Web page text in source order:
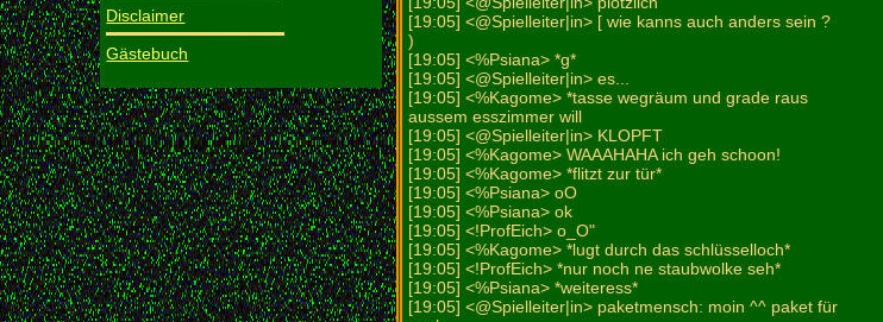
Disclaimer
Gästebuch
[19:05] <@Spielleiter|in> [ wie kanns auch anders sein ?
)
[19:05] <%Psiana> *g*
[19:05] <@Spielleiter|in> es...
[19:05] <%Kagome> *tasse wegräum und grade raus
aussem esszimmer will
[19:05] <@Spielleiter|in> KLOPFT
[19:05] <%Kagome> WAAAHAHA ich geh schoon!
[19:05] <%Kagome> *flitzt zur tür*
[19:05] <%Psiana> oO
[19:05] <%Psiana> ok
[19:05] <!ProfEich> o_O"
[19:05] <%Kagome> *lugt durch das schlüsselloch*
[19:05] <!ProfEich> *nur noch ne staubwolke seh*
[19:05] <%Psiana> *weiteress*
[19:05] <@Spielleiter|in> paketmensch: moin ^^ paket für